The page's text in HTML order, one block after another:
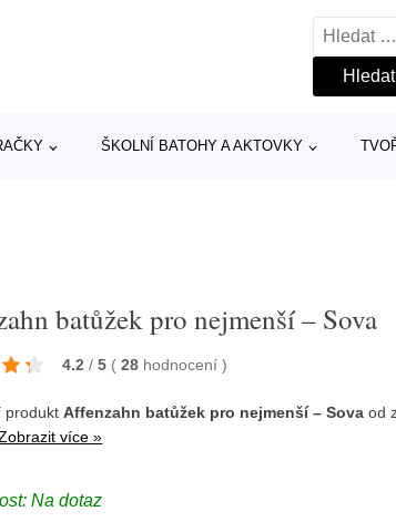
ŠKOLNÍ BATOHY A AKTOVKY
batůžek pro nejmenší – Sova
4.2 / 5 ( 28 hodnocení)
produktAffenzahn batůžek pro nejmenší – Sova od
více »
Na dotaz